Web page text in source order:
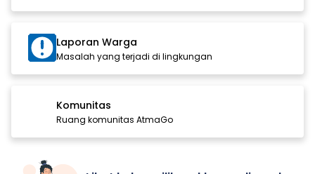
Laporan Warga
Masalah yang terjadi di lingkungan
Komunitas
Ruang komunitas AtmaGo